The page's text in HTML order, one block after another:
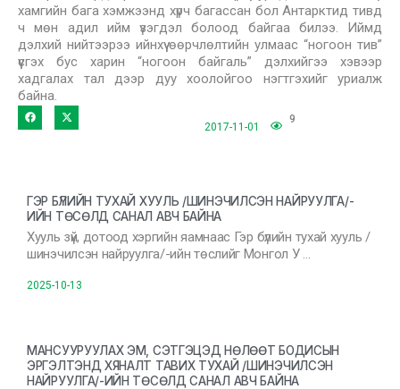
хамгийн бага хэмжээнд хүрч багассан бол Антарктид тивд
ч мөн адил ийм үзэгдэл болоод байгаа билээ. Иймд
дэлхий нийтээрээ ийнхүү өөрчлөлтийн улмаас “ногоон тив”
үүсгэх бус харин “ногоон байгаль” дэлхийгээ хэвээр
хадгалах тал дээр дуу хоолойгоо нэгтгэхийг уриалж
байна.
2017-11-01
9
ГЭР БҮЛИЙН ТУХАЙ ХУУЛЬ /ШИНЭЧИЛСЭН НАЙРУУЛГА/-
ИЙН ТӨСӨЛД САНАЛ АВЧ БАЙНА
Хууль зүй, дотоод хэргийн яамнаас Гэр бүлийн тухай хууль /
шинэчилсэн найруулга/-ийн төслийг Монгол У …
2025-10-13
МАНСУУРУУЛАХ ЭМ, СЭТГЭЦЭД НӨЛӨӨТ БОДИСЫН
ЭРГЭЛТЭНД ХЯНАЛТ ТАВИХ ТУХАЙ /ШИНЭЧИЛСЭН
НАЙРУУЛГА/-ИЙН ТӨСӨЛД САНАЛ АВЧ БАЙНА